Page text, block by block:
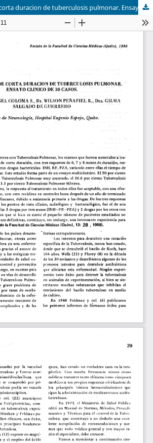
Tratamiento de corta duracion de tuberculosis pulmonar. Ensayo clinico de 30 casos.